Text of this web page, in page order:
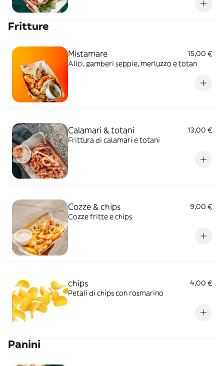
Fritture
Mistamare
15,00 €
Alici, gamberi seppie, merluzzo e totan
Calamari & totani
13,00 €
Frittura di calamari e totani
Cozze & chips
9,00 €
Cozze fritte e chips
chips
4,00 €
Petali di chips con rosmarino
Panini